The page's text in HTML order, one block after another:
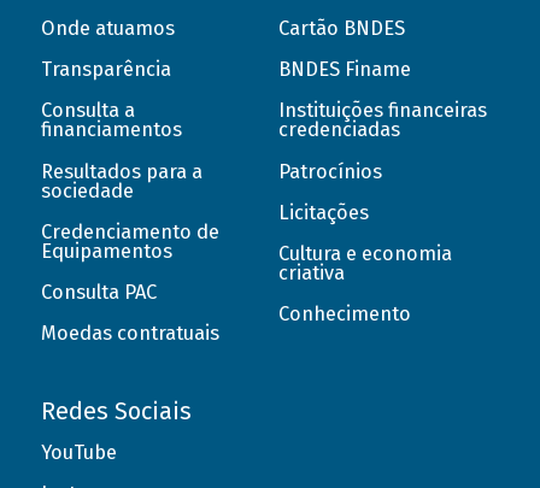
Onde atuamos
Transparência
Consulta a
financiamentos
Resultados para a
sociedade
Credenciamento de
Equipamentos
Consulta PAC
Moedas contratuais
Cartão BNDES
BNDES Finame
Instituições financeiras
credenciadas
Patrocínios
Licitações
Cultura e economia
criativa
Conhecimento
Redes Sociais
YouTube